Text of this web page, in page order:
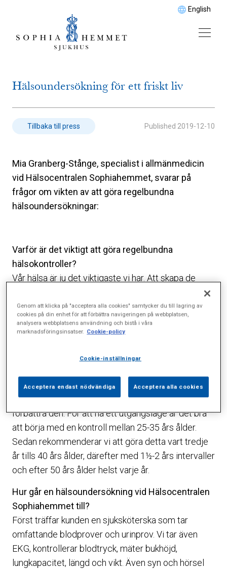
English
Hälsoundersökning för ett friskt liv
Tillbaka till press Published 2019-12-10
Mia Granberg-Stånge, specialist i allmänmedicin
vid Hälsocentralen Sophiahemmet, svarar på
frågor om vikten av att göra regelbundna
hälsoundersökningar:
Varför är det viktigt att göra regelbundna
hälsokontroller?
Vår hälsa är ju det viktigaste vi har. Att skapa de
bästa möjliga förutsättningarna är bokstavligt talat
livsviktigt. Hjärt- lungfonden redovisade nyligen en
studie som visar att hälsokontroller minskar risken
för sjukdomar och för tidig död
Vid vilken ålder är det bra att börja med
Att göra en hälsokontroll innebär att man har en
möjlighet att öka kontrollen över sin hälsa och kunna
förbättra den. För att ha ett utgångsläge är det bra
att börja med en kontroll mellan 25-35 års ålder.
Sedan rekommenderar vi att göra detta vart tredje
år tills 40 års ålder, därefter med 1½-2 års intervaller
och efter 50 års ålder helst varje år.
Hur går en hälsoundersökning vid Hälsocentralen
Sophiahemmet till?
Först träffar kunden en sjuksköterska som tar
omfattande blodprover och urinprov. Vi tar även
EKG, kontrollerar blodtryck, mäter bukhöjd,
lungkapacitet, längd och vikt. Även syn och hörsel
Genom att klicka på "acceptera alla cookies" samtycker du till lagring av
cookies på din enhet för att förbättra navigeringen på webbplatsen,
analysera webbplatsens användning och bistå i våra
marknadsföringsinsatser. Cookie-policy
Cookie-inställningar
Acceptera endast nödvändiga Acceptera alla cookies